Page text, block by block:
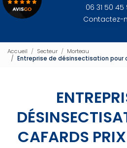
06 31 50 45
Contactez-
Accueil Secteur
Morteau
Entreprise de désinsectisation pour
CAFARDS